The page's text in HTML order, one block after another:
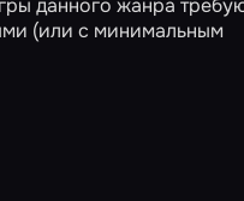
данного жанра
(или с минимальным